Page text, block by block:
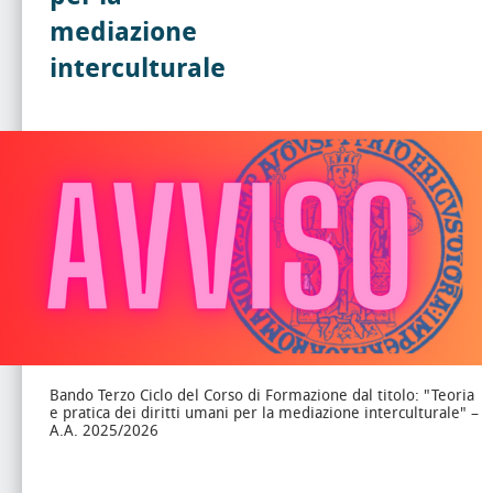
mediazione
interculturale
Bando Terzo Ciclo del Corso di Formazione dal titolo: "Teoria
e pratica dei diritti umani per la mediazione interculturale" –
A.A. 2025/2026